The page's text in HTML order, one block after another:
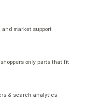
market support
only parts that fit
& search analytics